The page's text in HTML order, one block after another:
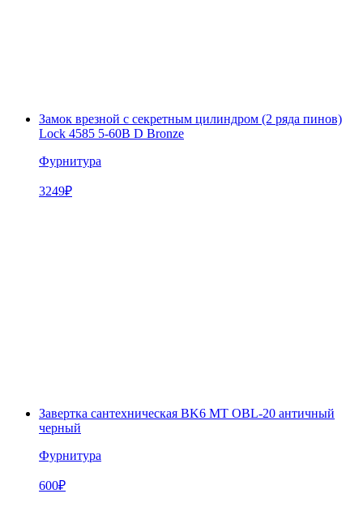
Замок врезной с секретным цилиндром (2 ряда пинов)
Lock 4585 5-60B D Bronze
Фурнитура
3249₽
Завертка сантехническая BK6 MT OBL-20 античный
черный
Фурнитура
600₽